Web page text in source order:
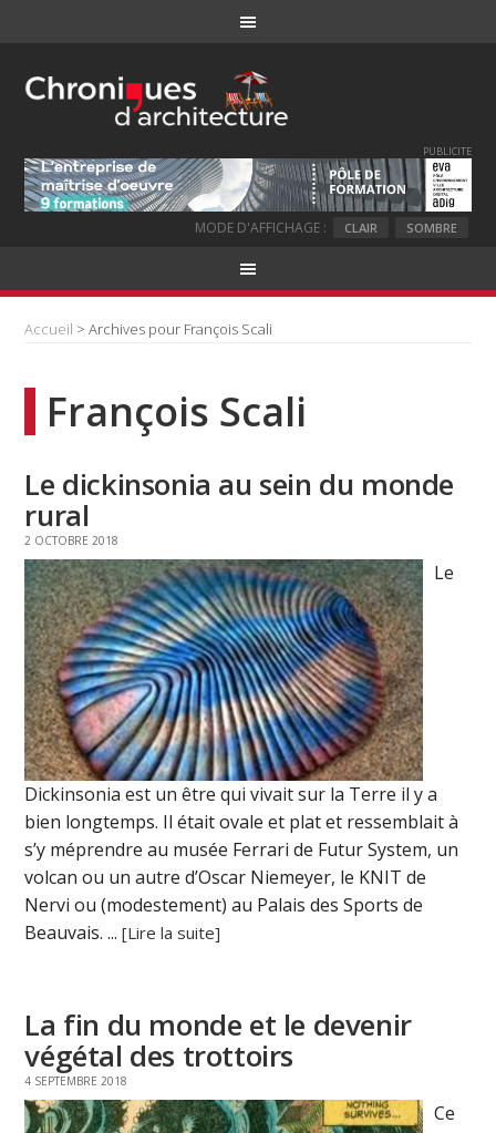
PUBLICITE
MODE D'AFFICHAGE : CLAIR SOMBRE
Accueil > Archives pour François Scali
François Scali
Le dickinsonia au sein du monde
rural
2 OCTOBRE 2018
Le
Dickinsonia est un être qui vivait sur la Terre il y a
bien longtemps. Il était ovale et plat et ressemblait à
s’y méprendre au musée Ferrari de Futur System, un
volcan ou un autre d’Oscar Niemeyer, le KNIT de
Nervi ou (modestement) au Palais des Sports de
Beauvais. ...[Lire la suite]
La fin du monde et le devenir
végétal des trottoirs
4 SEPTEMBRE 2018
Ce